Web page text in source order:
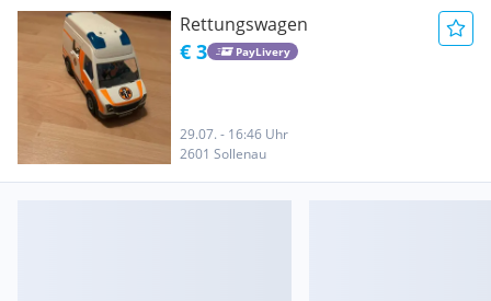
Rettungswagen
€ 3 PayLivery
29.07. - 16:46 Uhr
2601 Sollenau